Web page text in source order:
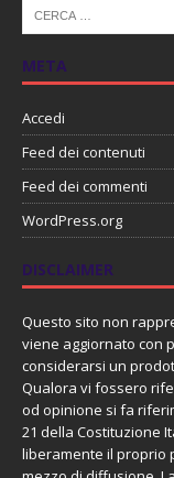
META
Accedi
Feed dei contenuti
Feed dei commenti
WordPress.org
DISCLAIMER
Questo sito non
viene aggiornato con
considerarsi un
Qualora vi fossero
od opinione si fa
21 della Costituzione
liberamente il proprio